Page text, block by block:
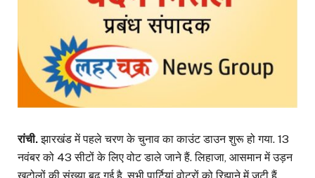
रांची.झारखंड में पहले चरण के चुनाव का काउंट डाउन शुरू हो गया. 13
नवंबर को 43 सीटों के लिए वोट डाले जाने हैं. लिहाजा, आसमान में उड़न